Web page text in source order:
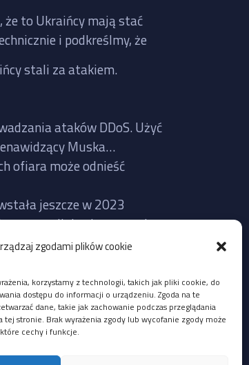
zgodami plików cookie
korzystamy z technologii, takich jak pliki cookie, do
dostępu do informacji o urządzeniu. Zgoda na te
dane, takie jak zachowanie podczas przeglądania
stronie. Brak wyrażenia zgody lub wycofanie zgody może
cechy i funkcje.
że to Ukraińcy mają stać
i podkreślmy, że
stali za atakiem.
ataków DDoS. Użyć
Muska…
ofiara może odnieść
jeszcze w 2023
często mijają się z prawdą,
nie działał wczoraj
udostępnionych
Ukrainy, ale mógł